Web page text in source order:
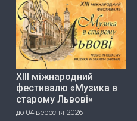
ХІІІ міжнародний
фестивалю «Музика в
старому Львові»
до 04 вересня 2026